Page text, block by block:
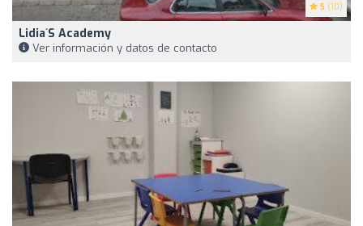
5 (10)
Lidia´s Academy
Ver información y datos de contacto